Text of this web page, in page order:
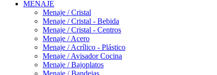
MENAJE
Menaje / Cristal
Menaje / Cristal - Bebida
Menaje / Cristal - Centros
Menaje / Acero
Menaje / Acrílico - Plástico
Menaje / Avisador Cocina
Menaje / Bajoplatos
Menaje / Bandejas